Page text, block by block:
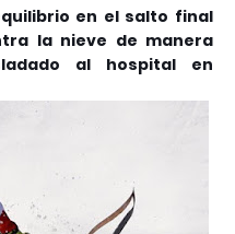
en el salto final
la nieve de manera
al hospital en